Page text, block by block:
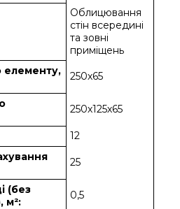
Облицювання
стін всередині
та зовні
приміщень
елементу,
250х65
250х125х65
12
25
(без
м²:
0,5